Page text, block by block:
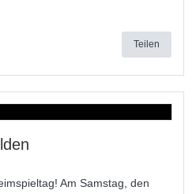
Teilen
Am Samstag, den